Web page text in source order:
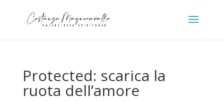
Protected: scarica la
ruota dell’amore